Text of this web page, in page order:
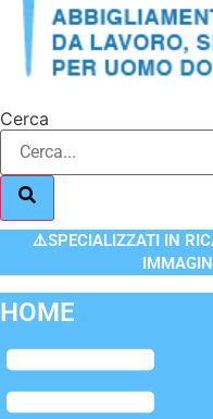
Cerca
⚠️SPECIALIZZATI IN
HOME
Flyout
Menu